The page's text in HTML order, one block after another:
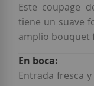
Este coupage
tiene un suave
amplio bouquet
Entrada fresca y